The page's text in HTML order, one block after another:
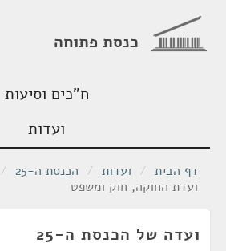
כנסת פתוחה
ח"כים וסיעות
ועדות
דף הבית / ועדות / הכנסת ה-25
/
ועדת החוקה, חוק ומשפט
ועדה של הכנסת ה-25